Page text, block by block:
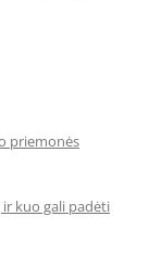
priemonės
kuo gali padėti